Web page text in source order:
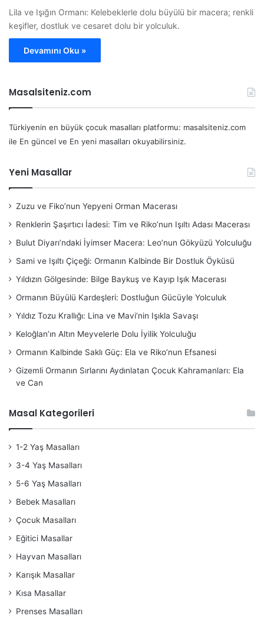
Lila ve Işığın Ormanı: Kelebeklerle dolu büyülü bir macera; renkli
keşifler, dostluk ve cesaret dolu bir yolculuk.
Devamını Oku »
Masalsiteniz.com
Türkiyenin en büyük çocuk masalları platformu: masalsiteniz.com
ile En güncel ve En yeni masalları okuyabilirsiniz.
Yeni Masallar
Zuzu ve Fiko’nun Yepyeni Orman Macerası
Renklerin Şaşırtıcı İadesi: Tim ve Riko’nun Işıltı Adası Macerası
Bulut Diyarı’ndaki İyimser Macera: Leo’nun Gökyüzü Yolculuğu
Sami ve Işıltı Çiçeği: Ormanın Kalbinde Bir Dostluk Öyküsü
Yıldızın Gölgesinde: Bilge Baykuş ve Kayıp Işık Macerası
Ormanın Büyülü Kardeşleri: Dostluğun Gücüyle Yolculuk
Yıldız Tozu Krallığı: Lina ve Mavi’nin Işıkla Savaşı
Keloğlan’ın Altın Meyvelerle Dolu İyilik Yolculuğu
Ormanın Kalbinde Saklı Güç: Ela ve Riko’nun Efsanesi
Gizemli Ormanın Sırlarını Aydınlatan Çocuk Kahramanları: Ela
ve Can
Masal Kategorileri
1-2 Yaş Masalları
3-4 Yaş Masalları
5-6 Yaş Masalları
Bebek Masalları
Çocuk Masalları
Eğitici Masallar
Hayvan Masalları
Karışık Masallar
Kısa Masallar
Prenses Masalları